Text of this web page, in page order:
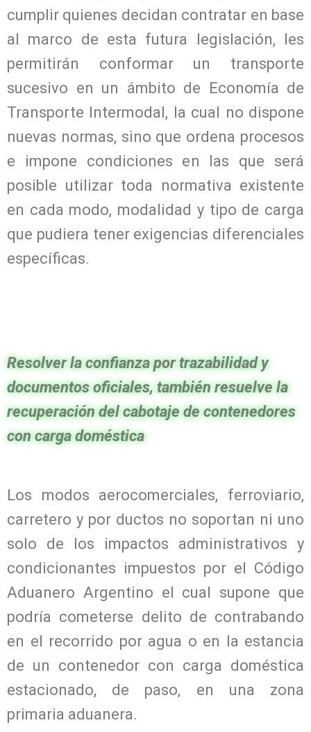
cumplir quienes decidan contratar en base
al marco de esta futura legislación, les
permitirán conformar un transporte
sucesivo en un ámbito de Economía de
Transporte Intermodal, la cual no dispone
nuevas normas, sino que ordena procesos
e impone condiciones en las que será
posible utilizar toda normativa existente
en cada modo, modalidad y tipo de carga
que pudiera tener exigencias diferenciales
específicas.
Resolver la confianza por trazabilidad y
documentos oficiales, también resuelve la
recuperación del cabotaje de contenedores
con carga doméstica
Los modos aerocomerciales, ferroviario,
carretero y por ductos no soportan ni uno
solo de los impactos administrativos y
condicionantes impuestos por el Código
Aduanero Argentino el cual supone que
podría cometerse delito de contrabando
en el recorrido por agua o en la estancia
de un contenedor con carga doméstica
estacionado, de paso, en una zona
primaria aduanera.